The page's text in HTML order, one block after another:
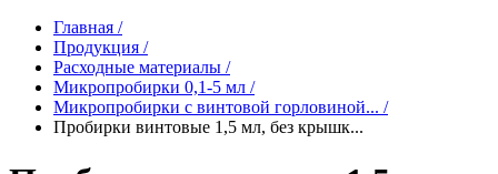
Главная /
Продукция /
Расходные материалы /
Микропробирки 0,1-5 мл /
Микропробирки с винтовой горловиной... /
Пробирки винтовые 1,5 мл, без крышк...